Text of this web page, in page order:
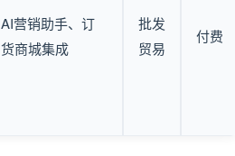
AI营销助手、订
货商城集成
批发
贸易
付费